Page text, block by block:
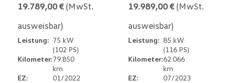
19.789,00 € (MwSt.
ausweisbar)
Leistung: 75 kW
(102 PS)
Kilometer:79.850
km
EZ:
01/2022
19.989,00 € (MwSt.
ausweisbar)
Leistung: 85 kW
(116 PS)
Kilometer:62.066
km
EZ:
07/2023